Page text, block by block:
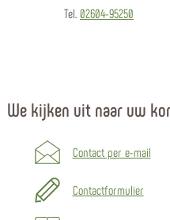
Tel. 02604-95250
We kijken uit naar uw
Contact per e-mail
Contactformulier